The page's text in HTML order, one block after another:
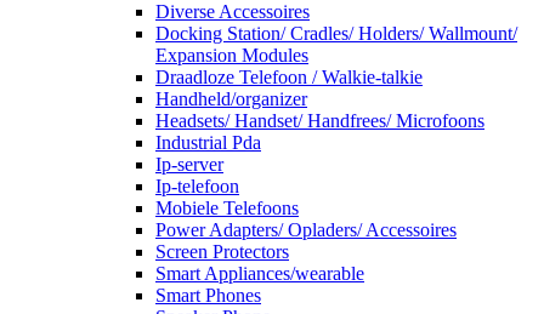
Diverse Accessoires
Docking Station/ Cradles/ Holders/ Wallmount/
Expansion Modules
Draadloze Telefoon / Walkie-talkie
Handheld/organizer
Headsets/ Handset/ Handfrees/ Microfoons
Industrial Pda
Ip-server
Ip-telefoon
Mobiele Telefoons
Power Adapters/ Opladers/ Accessoires
Screen Protectors
Smart Appliances/wearable
Smart Phones